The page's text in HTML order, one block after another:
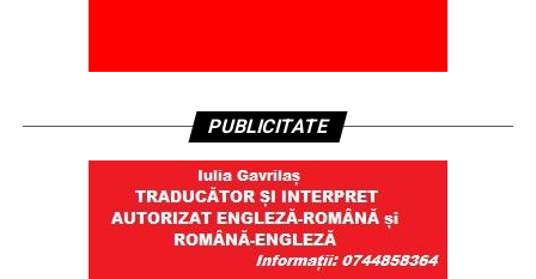
PUBLICITATE